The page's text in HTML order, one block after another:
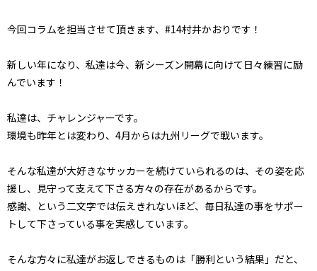
今回コラムを担当させて頂きます、#14村井かおりです！
新しい年になり、私達は今、新シーズン開幕に向けて日々練習に励
んでいます！
私達は、チャレンジャーです。
環境も昨年とは変わり、4月からは九州リーグで戦います。
そんな私達が大好きなサッカーを続けていられるのは、その姿を応
援し、見守って支えて下さる方々の存在があるからです。
感謝、という二文字では伝えきれないほど、毎日私達の事をサポー
トして下さっている事を実感しています。
そんな方々に私達がお返しできるものは「勝利という結果」だと、